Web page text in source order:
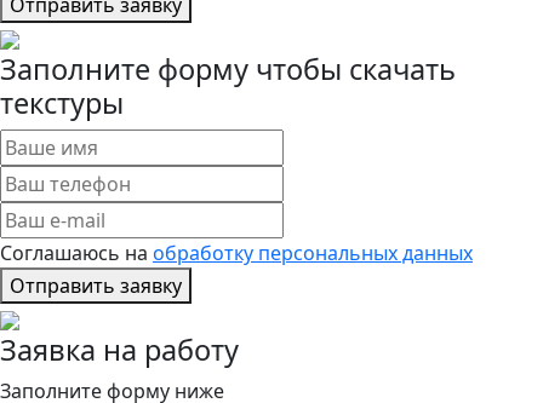
Заполните форму чтобы скачать
текстуры
Соглашаюсь на обработку персональных данных
Отправить заявку
Заявка на работу
Заполните форму ниже